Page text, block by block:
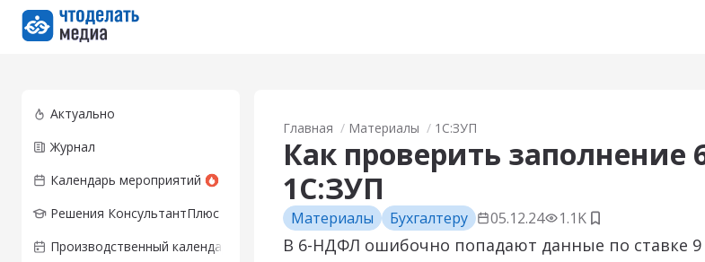
Перейти на главную страницу
Актуально
Журнал
Календарь мероприятий
Решения КонсультантПлюс
Производственный календарь
Главная Материалы 1С:ЗУП
Как проверить
1С:ЗУП
Материалы Бухгалтеру 05.12.24 1.1K Добавить в
В 6-НДФЛ ошибочно попадают данные по ставке 9